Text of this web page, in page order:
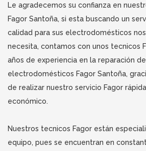
Le agradecemos su confianza en
Fagor Santoña, si esta buscando un
calidad para sus electrodomésticos
necesita, contamos con unos tecnicos
años de experiencia en la reparación
electrodomésticos Fagor Santoña,
de realizar nuestro servicio Fagor
económico.
Nuestros tecnicos Fagor están
equipo, pues se encuentran en